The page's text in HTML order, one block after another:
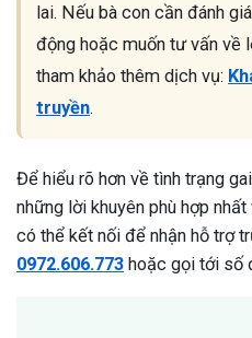
lai. Nếu bà con cần đánh
động hoặc muốn tư vấn về
tham khảo thêm dịch vụ:
truyền.
Để hiểu rõ hơn về tình trạng
những lời khuyên phù hợp
có thể kết nối để nhận hỗ trợ
0972.606.773 hoặc gọi tới số